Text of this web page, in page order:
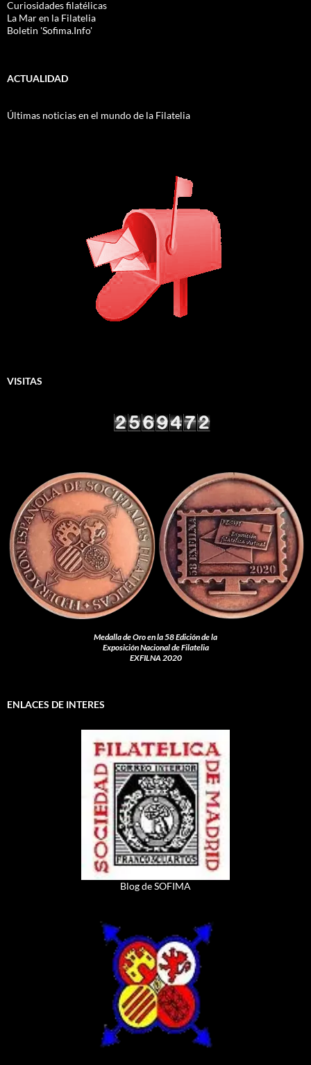
Curiosidades filatélicas
La Mar en la Filatelia
Boletin 'Sofima.Info'
ACTUALIDAD
Últimas noticias en el mundo de la Filatelia
VISITAS
Medalla de Oro en la 58 Edición de la
Exposición Nacional de Filatelia
EXFILNA 2020
ENLACES DE INTERES
Blog de SOFIMA